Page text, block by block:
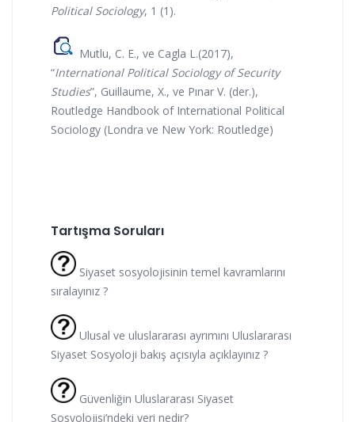
Political Sociology, 1 (1).
Mutlu, C. E., ve Cagla L.(2017),
“International Political Sociology of Security
Studies”, Guillaume, X., ve Pınar V. (der.),
Routledge Handbook of International Political
Sociology (Londra ve New York: Routledge)
Tartışma Soruları
Siyaset sosyolojisinin temel kavramlarını
sıralayınız ?
Ulusal ve uluslararası ayrımını Uluslararası
Siyaset Sosyoloji bakış açısıyla açıklayınız ?
Güvenliğin Uluslararası Siyaset
Sosyolojisi’ndeki yeri nedir?